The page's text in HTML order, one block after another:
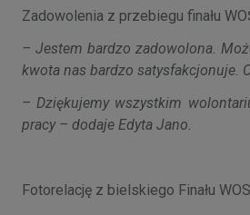
Zadowolenia z przebiegu finału
– Jestem bardzo zadowolona.
kwota nas bardzo satysfakcjonuje.
– Dziękujemy wszystkim
pracy – dodaje Edyta Jano.
Fotorelację z bielskiego Finału